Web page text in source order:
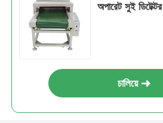
রোটারি প্যাকিং মেশিন
মাল্টি লেন প্যাকিং মেশিন
ডেসিকেন্ট ইনসেটার মেশিন
অপারেট সুই ডিটেক্টর
চালিয়ে